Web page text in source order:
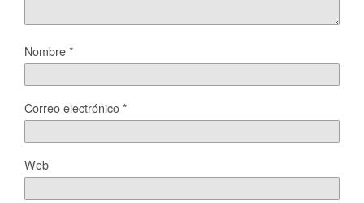
Nombre*
Correo electrónico*
Web